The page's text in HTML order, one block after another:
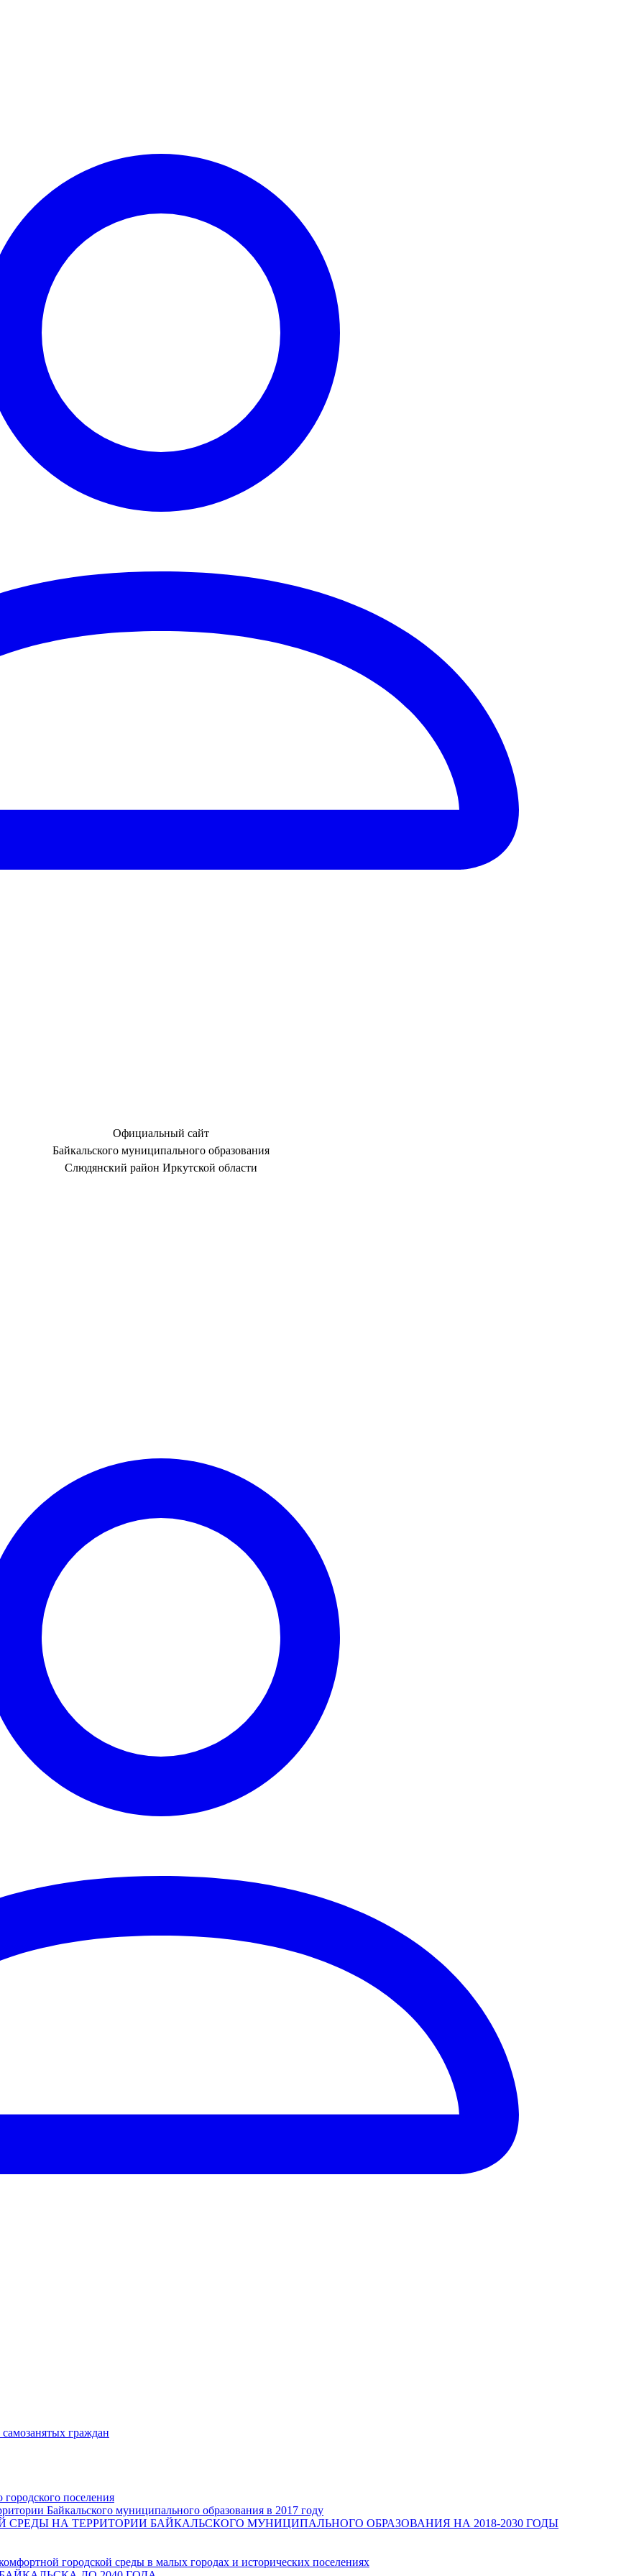
Официальный сайт
Байкальского муниципального образования
Слюдянский район Иркутской области
граждан
поселения
Байкальского муниципального образования в 2017 году
НА ТЕРРИТОРИИ БАЙКАЛЬСКОГО МУНИЦИПАЛЬНОГО ОБРАЗОВАНИЯ НА 2018-2030 ГОДЫ
городской среды в малых городах и исторических поселениях